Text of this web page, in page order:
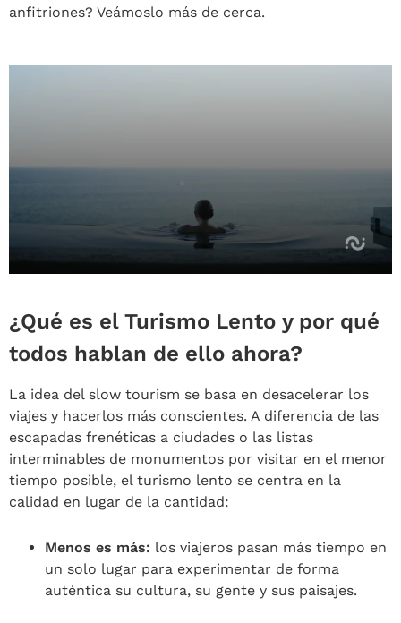
anfitriones? Veámoslo más de cerca.
¿Qué es el Turismo Lento y por qué
todos hablan de ello ahora?
La idea del slow tourism se basa en desacelerar los
viajes y hacerlos más conscientes. A diferencia de las
escapadas frenéticas a ciudades o las listas
interminables de monumentos por visitar en el menor
tiempo posible, el turismo lento se centra en la
calidad en lugar de la cantidad:
Menos es más: los viajeros pasan más tiempo en
un solo lugar para experimentar de forma
auténtica su cultura, su gente y sus paisajes.